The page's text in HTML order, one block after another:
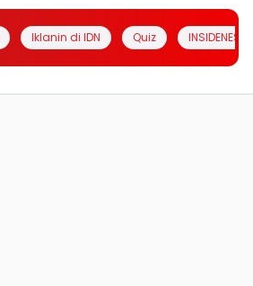
Iklanin di IDN Quiz INSIDENESIA